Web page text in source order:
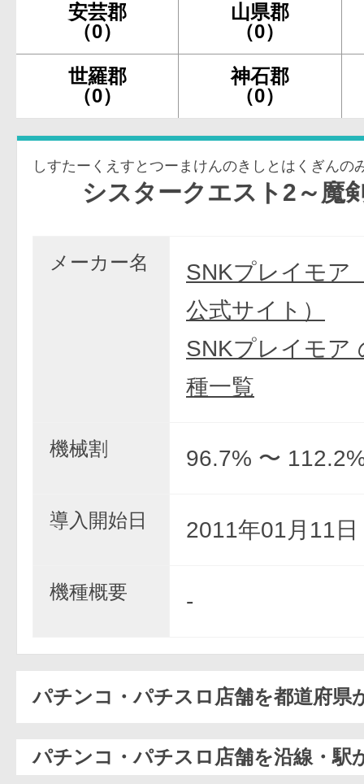
安芸郡
（0）
山県郡
（0）
世羅郡
（0）
神石郡
（0）
しすたーくえすとつーまけんのきしとはくぎんの
シスタークエスト2～魔剣の騎
メーカー名
SNKプレイモア
公式サイト）
SNKプレイモア
種一覧
機械割 96.7% 〜
導入開始日 2011年01月11日
機種概要 -
パチンコ・パチスロ店舗を都道府県
パチンコ・パチスロ店舗を沿線・駅